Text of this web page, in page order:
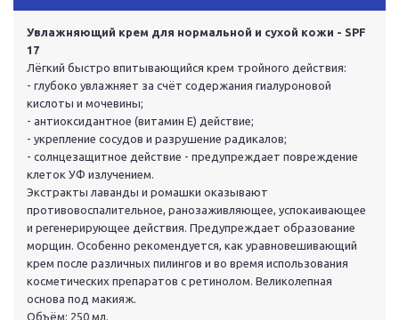
Увлажняющий крем для нормальной и сухой кожи - SPF
17
Лёгкий быстро впитывающийся крем тройного действия:
- глубоко увлажняет за счёт содержания гиалуроновой
кислоты и мочевины;
- антиоксидантное (витамин Е) действие;
- укрепление сосудов и разрушение радикалов;
- солнцезащитное действие - предупреждает повреждение
клеток УФ излучением.
Экстракты лаванды и ромашки оказывают
противовоспалительное, ранозаживляющее, успокаивающее
и регенерирующее действия. Предупреждает образование
морщин. Особенно рекомендуется, как уравновешивающий
крем после различных пилингов и во время использования
косметических препаратов с ретинолом. Великолепная
основа под макияж.
Объём: 250 мл.